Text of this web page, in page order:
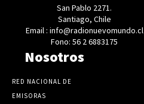
San Pablo 2271.
Santiago, Chile
Email : info@radionuevomundo.cl
Fono: 56 2 6883175
Nosotros
RED NACIONAL DE
EMISORAS